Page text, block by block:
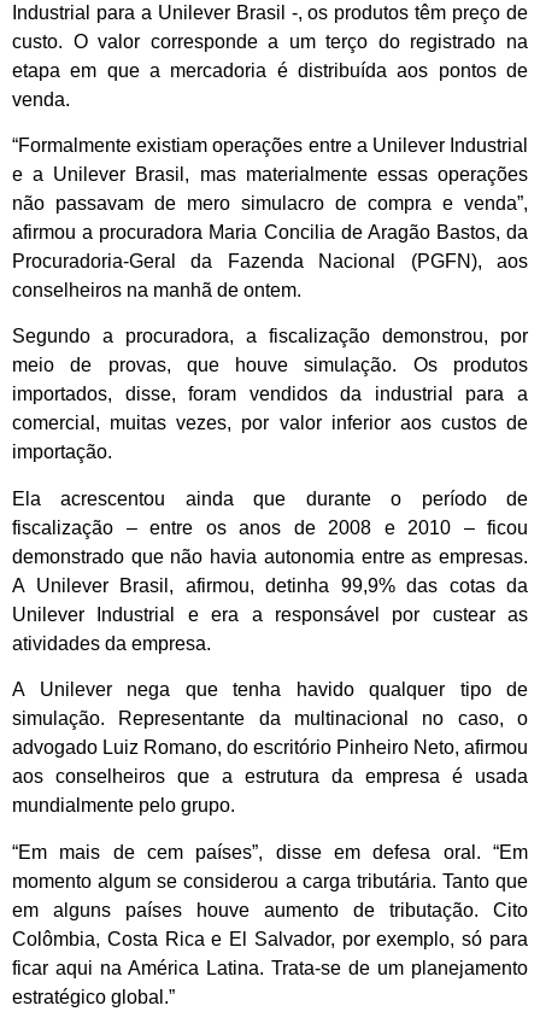
Industrial para a Unilever Brasil -, os produtos têm preço de
custo. O valor corresponde a um terço do registrado na
etapa em que a mercadoria é distribuída aos pontos de
venda.
“Formalmente existiam operações entre a Unilever Industrial
e a Unilever Brasil, mas materialmente essas operações
não passavam de mero simulacro de compra e venda”,
afirmou a procuradora Maria Concilia de Aragão Bastos, da
Procuradoria-Geral da Fazenda Nacional (PGFN), aos
conselheiros na manhã de ontem.
Segundo a procuradora, a fiscalização demonstrou, por
meio de provas, que houve simulação. Os produtos
importados, disse, foram vendidos da industrial para a
comercial, muitas vezes, por valor inferior aos custos de
importação.
Ela acrescentou ainda que durante o período de
fiscalização – entre os anos de 2008 e 2010 – ficou
demonstrado que não havia autonomia entre as empresas.
A Unilever Brasil, afirmou, detinha 99,9% das cotas da
Unilever Industrial e era a responsável por custear as
atividades da empresa.
A Unilever nega que tenha havido qualquer tipo de
simulação. Representante da multinacional no caso, o
advogado Luiz Romano, do escritório Pinheiro Neto, afirmou
aos conselheiros que a estrutura da empresa é usada
mundialmente pelo grupo.
“Em mais de cem países”, disse em defesa oral. “Em
momento algum se considerou a carga tributária. Tanto que
em alguns países houve aumento de tributação. Cito
Colômbia, Costa Rica e El Salvador, por exemplo, só para
ficar aqui na América Latina. Trata-se de um planejamento
estratégico global.”